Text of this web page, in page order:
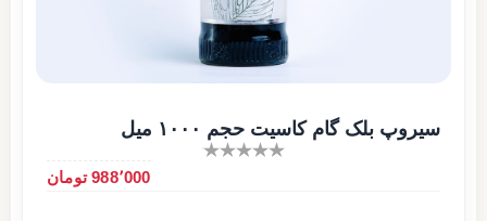
سیروپ بلک گام کاسیت حجم ۱۰۰۰ میل
988٬000 تومان